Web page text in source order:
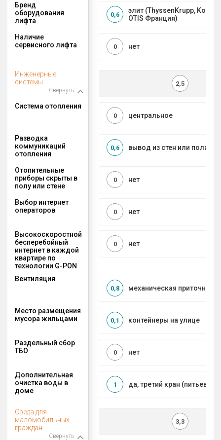
Бренд
оборудования
лифта
элит (ThyssenKrupp, Kone,
OTIS Франция)
0,6
Наличие
сервисного лифта
нет
0
Инженерные
системы
Свернуть
2,5
Система отопления
центральное
0
Разводка
коммуникаций
отопления
вывод из стен или пола
0,6
Отопительные
приборы скрыты в
полу или стене
нет
0
Выбор интернет
операторов
нет
0
Высокоскоростной
бесперебойный
интернет в каждой
квартире по
технологии G-PON
нет
0
Вентиляция
механическая приточно-
0,8
Место размещения
мусора жильцами
контейнеры на улице
0,1
Раздельный сбор
ТБО
нет
0
Дополнительная
очистка воды в
доме
да, третий кран (питьевой)
1
Среда для
маломобильных
граждан
Свернуть
3,3